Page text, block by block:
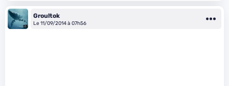
Groultok
Le 11/09/2014 à 07h56